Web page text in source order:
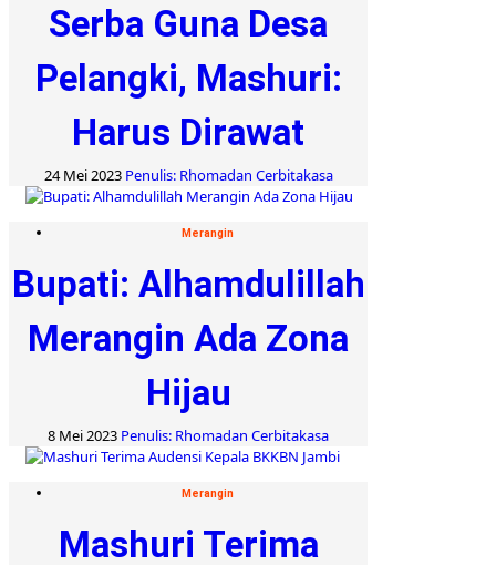
Serba Guna Desa
Pelangki, Mashuri:
Harus Dirawat
24 Mei 2023 Penulis: Rhomadan Cerbitakasa
Merangin
Bupati: Alhamdulillah
Merangin Ada Zona
Hijau
8 Mei 2023 Penulis: Rhomadan Cerbitakasa
Merangin
Mashuri Terima